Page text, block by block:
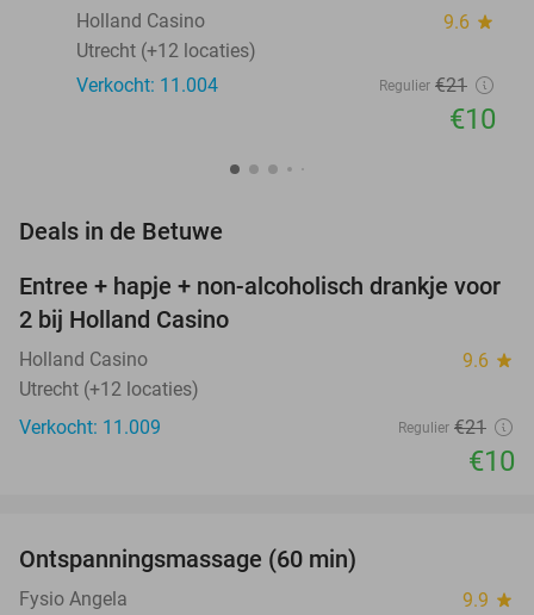
Holland Casino
9.6 star
Utrecht (+12 locaties)
Verkocht: 11.004
Regulier €21
€10
Deals in de Betuwe
52%
Entree + hapje + non-alcoholisch drankje voor
2 bij Holland Casino
Holland Casino 9.6 star
Utrecht (+12 locaties)
Verkocht: 11.009
Regulier €21
€10
Ontspanningsmassage (60 min)
Fysio Angela 9.9 star